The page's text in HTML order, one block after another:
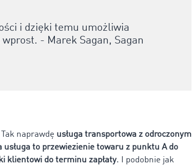
i dzięki temu umożliwia
- Marek Sagan, Sagan
naprawdę usługa transportowa z odroczonym
usługa to przewiezienie towaru z punktu A do
klientowi do terminu zapłaty. I podobnie jak